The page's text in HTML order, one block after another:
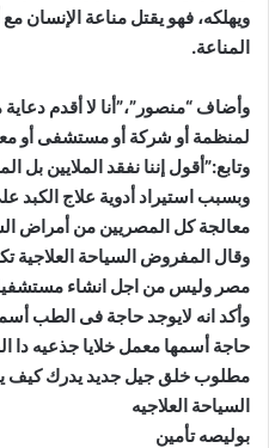
ويهلكه، فهو يقتل مناعة الإنسان
المناعة.
وأضاف “منصور”،”أنا لا أقدم
لمنظمة أو شركة أو مستشفى أو
وتابع:”أقول إننا نفقد الملايين بل
وبسبب استيراد أدوية علاج الكبد
معالجة كل المصريين من أمراض
وقال المفروض السياحة العلاجية
مصر وليس من اجل انشاء
وأكد انه لايوجد حاجة فى الطب
حاجة أسمها معمل خلايا جذعيه دا
مطلوب خلق جيل جديد يدرك كيف
السياحة العلاجيه
بوليصه تأمين